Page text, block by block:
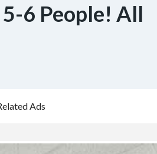
6 People! All
Ads